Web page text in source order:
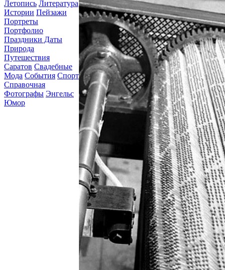
Летопись Литература
Истории Пейзажи
Портреты
Портфолио
Праздники Даты
Природа
Путешествия
Саратов Свадебные
Мода События Спорт
Справочная
Фотографы Энгельс
Юмор